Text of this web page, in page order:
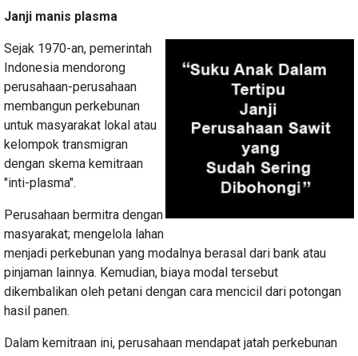
Janji manis plasma
Sejak 1970-an, pemerintah
Indonesia mendorong
perusahaan-perusahaan
membangun perkebunan
untuk masyarakat lokal atau
kelompok transmigran
dengan skema kemitraan
"inti-plasma".
Perusahaan bermitra dengan
masyarakat; mengelola lahan
menjadi perkebunan yang modalnya berasal dari bank atau
pinjaman lainnya. Kemudian, biaya modal tersebut
dikembalikan oleh petani dengan cara mencicil dari potongan
hasil panen.
Dalam kemitraan ini, perusahaan mendapat jatah perkebunan